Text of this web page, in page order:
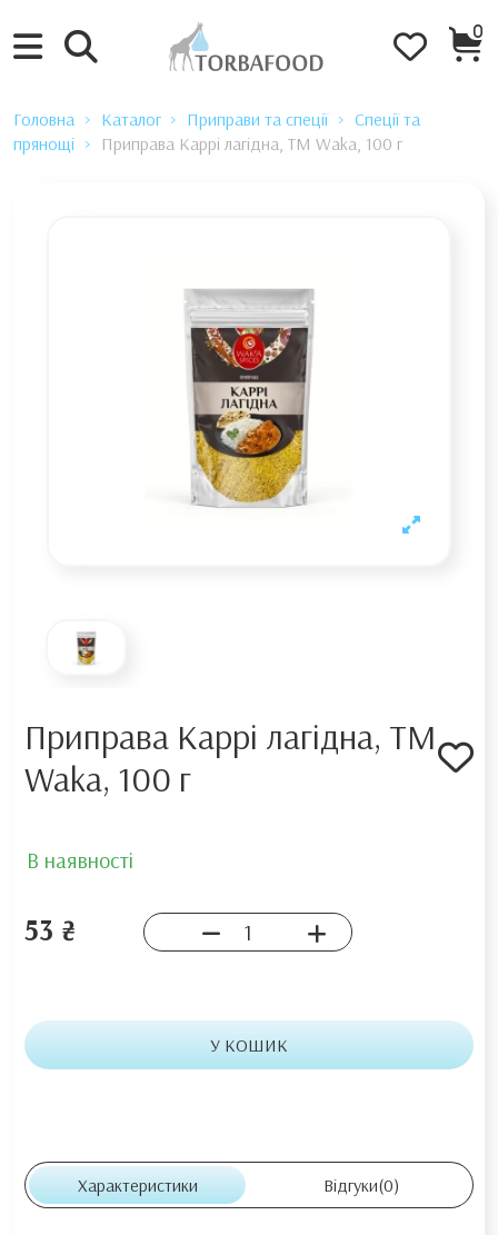
0
Головна Каталог Приправи та спеції
Спеції та
прянощі
Приправа Каррі лагідна, ТМ Waka, 100 г
Приправа Каррі лагідна, ТМ
Waka, 100 г
В наявності
53 ₴
У КОШИК
Характеристики Відгуки(0)